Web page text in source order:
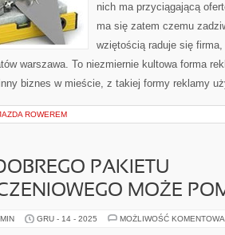
nich ma przyciągającą
ma się zatem czemu
wziętością raduje się
warszawa. To niezmiernie kultowa forma
biznes w mieście, z takiej formy reklamy
ROWEREM
PAKIETU
MOŻE
GRU - 14 - 2025 MOŻLIWOŚĆ